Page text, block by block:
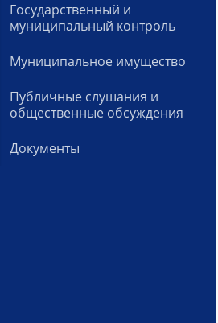
Государственный и
муниципальный контроль
Муниципальное имущество
Публичные слушания и
общественные обсуждения
Документы